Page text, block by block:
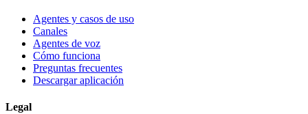
Agentes y casos de uso
Canales
Agentes de voz
Cómo funciona
Preguntas frecuentes
Descargar aplicación
Legal